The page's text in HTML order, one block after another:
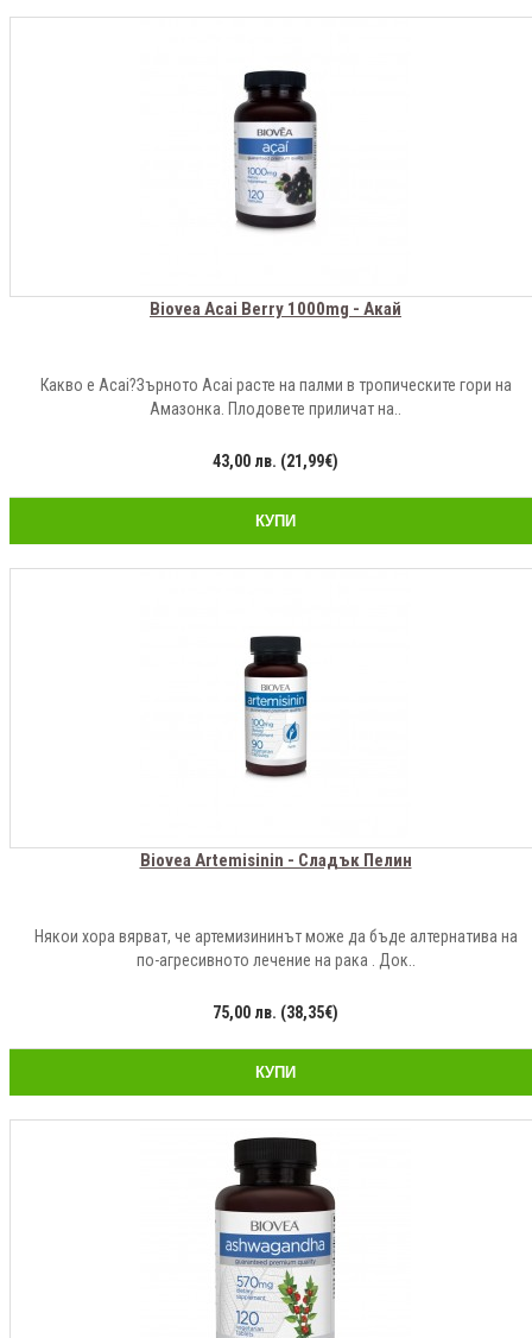
Biovea Acai Berry 1000mg - Акай
Какво е Acai?Зърното Acai расте на палми в тропическите гори на
Амазонка. Плодовете приличат на..
43,00 лв. (21,99€)
КУПИ
Biovea Artemisinin - Сладък Пелин
Някои хора вярват, че артемизининът може да бъде алтернатива на
по-агресивното лечение на рака . Док..
75,00 лв. (38,35€)
КУПИ